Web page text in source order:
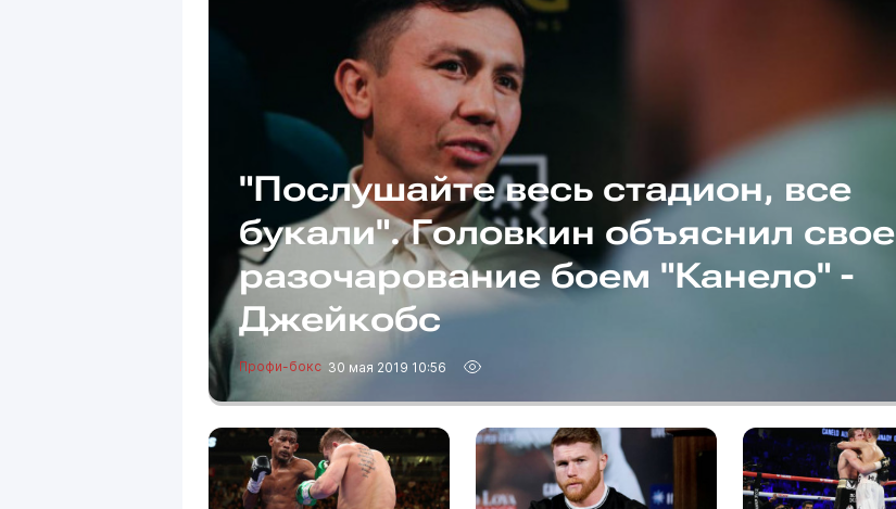
"Послушайте весь стадион, все
букали". Головкин объяснил свое
разочарование боем "Канело" -
Джейкобс
Профи-бокс 30 мая 2019 10:56